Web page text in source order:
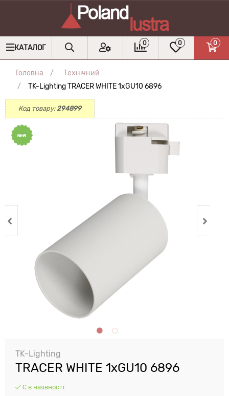
КАТАЛОГ
0 0 0
Головна
Технічний
TK-Lighting TRACER WHITE 1xGU10 6896
Код товару:294899
TK-Lighting
TRACER WHITE 1xGU10 6896
Є в наявності